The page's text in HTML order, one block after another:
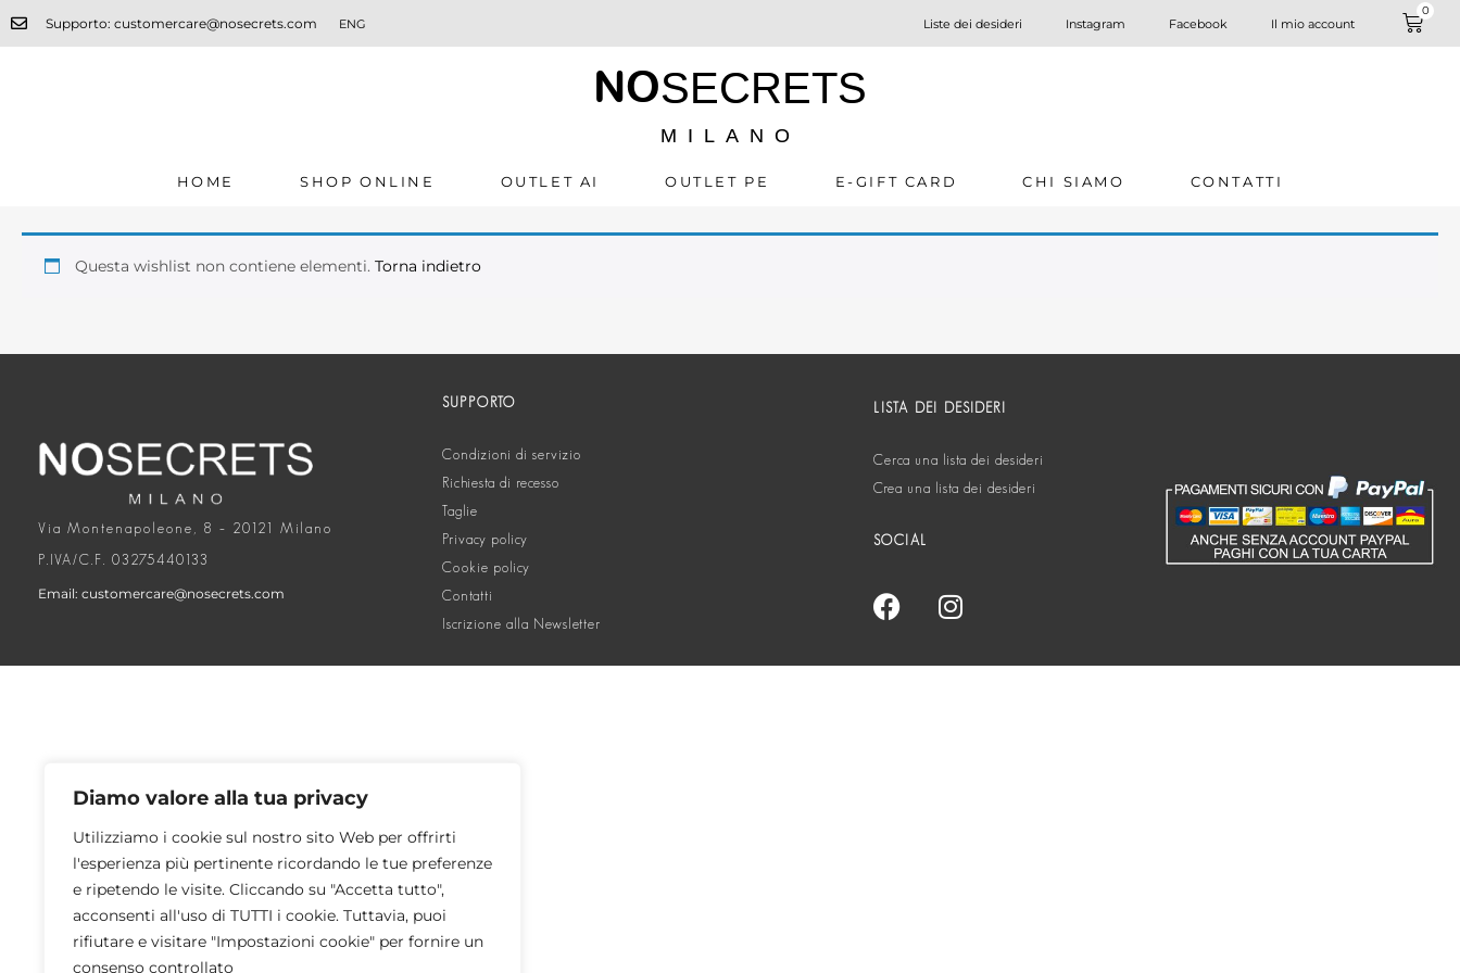
Diamo valore alla tua privacy
Utilizziamo i cookie sul nostro sito Web per offrirti
l'esperienza più pertinente ricordando le tue preferenze
e ripetendo le visite. Cliccando su "Accetta tutto",
acconsenti all'uso di TUTTI i cookie. Tuttavia, puoi
rifiutare e visitare "Impostazioni cookie" per fornire un
consenso controllato
Supporto: customercare@nosecrets.com ENG Liste dei desideri Instagram Facebook Il mio account
0
NOSECRETS
MILANO
HOME SHOP ONLINE OUTLET AI OUTLET PE E-GIFT CARD CHI SIAMO CONTATTI
Questa wishlist non contiene elementi. Torna indietro
Via Montenapoleone, 8 – 20121 Milano
P.IVA/C.F. 03275440133
Email: customercare@nosecrets.com
SUPPORTO
Condizioni di servizio
Richiesta di recesso
Taglie
Privacy policy
Cookie policy
Contatti
Iscrizione alla Newsletter
LISTA DEI DESIDERI
Cerca una lista dei desideri
Crea una lista dei desideri
SOCIAL